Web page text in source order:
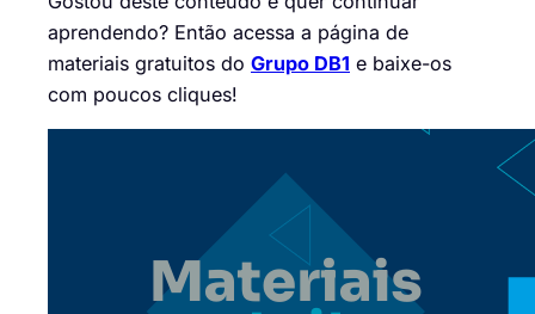
aprendendo? Então acessa a página de
materiais gratuitos do Grupo DB1 e baixe-os
com poucos cliques!